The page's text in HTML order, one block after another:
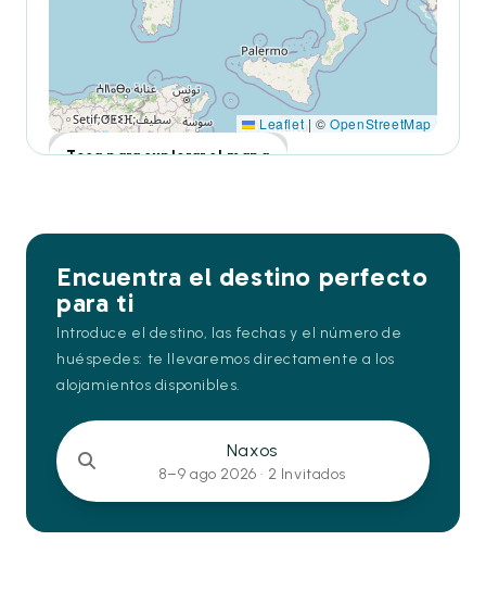
Leaflet | ©OpenStreetMap
Toca para explorar el mapa
Encuentra el destino perfecto
para ti
Introduce el destino, las fechas y el número de
huéspedes: te llevaremos directamente a los
alojamientos disponibles.
Naxos
8–9 ago 2026 · 2 Invitados